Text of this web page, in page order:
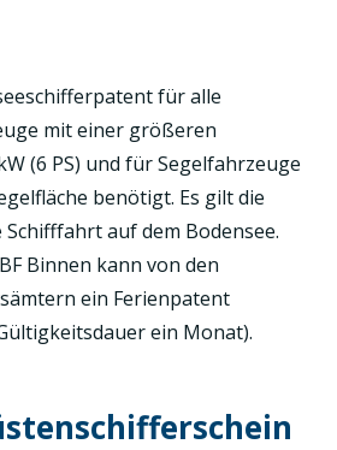
für alle
mit einer größeren
(6 PS) und für Segelfahrzeuge
benötigt. Es gilt die
auf dem Bodensee.
Binnen kann von den
ein Ferienpatent
ein Monat).